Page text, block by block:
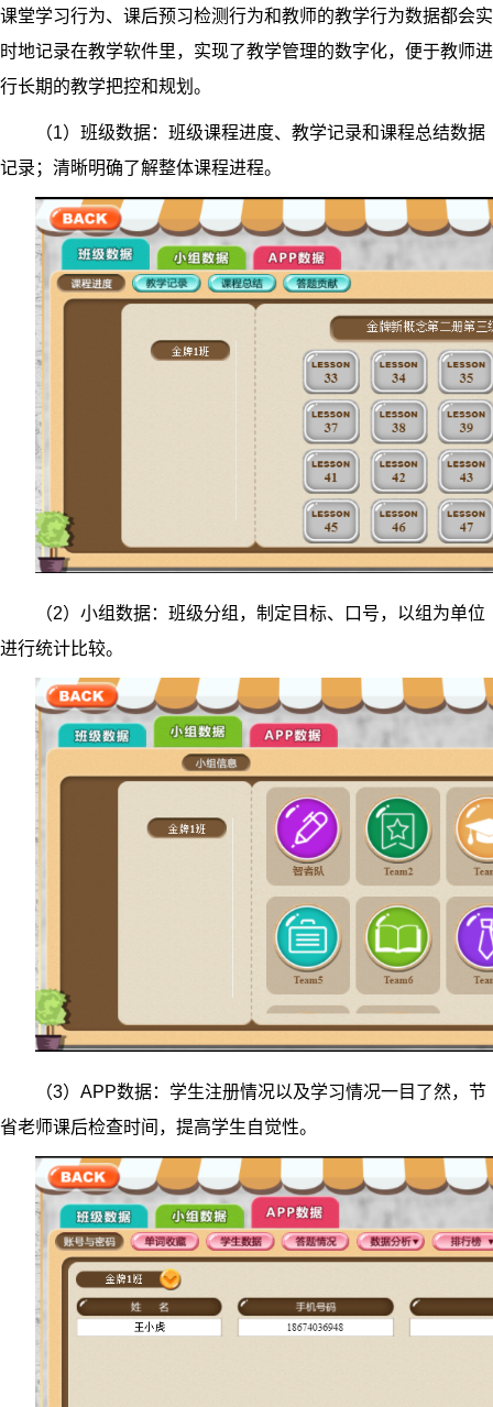
课堂学习行为、课后预习检测行为和教师的教学行为数据都会实
时地记录在教学软件里，实现了教学管理的数字化，便于教师进
行长期的教学把控和规划。
（1）班级数据：班级课程进度、教学记录和课程总结数据
记录；清晰明确了解整体课程进程。
（2）小组数据：班级分组，制定目标、口号，以组为单位
进行统计比较。
（3）APP数据：学生注册情况以及学习情况一目了然，节
省老师课后检查时间，提高学生自觉性。